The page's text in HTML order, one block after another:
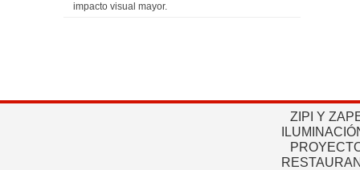
impacto visual mayor.
ZIPI Y